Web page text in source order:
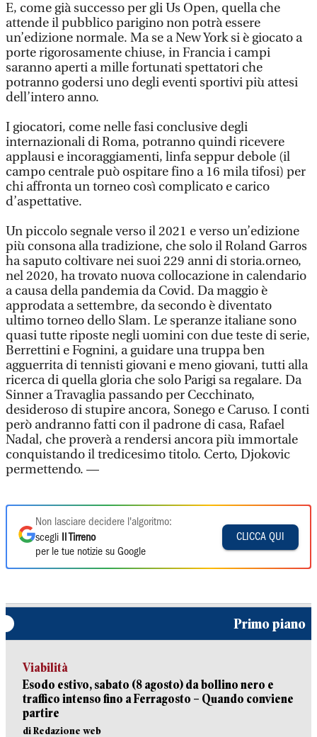
E, come già successo per gli Us Open, quella che
attende il pubblico parigino non potrà essere
un’edizione normale. Ma se a New York si è giocato a
porte rigorosamente chiuse, in Francia i campi
saranno aperti a mille fortunati spettatori che
potranno godersi uno degli eventi sportivi più attesi
dell’intero anno.
I giocatori, come nelle fasi conclusive degli
internazionali di Roma, potranno quindi ricevere
applausi e incoraggiamenti, linfa seppur debole (il
campo centrale può ospitare fino a 16 mila tifosi) per
chi affronta un torneo così complicato e carico
d’aspettative.
Un piccolo segnale verso il 2021 e verso un’edizione
più consona alla tradizione, che solo il Roland Garros
ha saputo coltivare nei suoi 229 anni di storia.orneo,
nel 2020, ha trovato nuova collocazione in calendario
a causa della pandemia da Covid. Da maggio è
approdata a settembre, da secondo è diventato
ultimo torneo dello Slam. Le speranze italiane sono
quasi tutte riposte negli uomini con due teste di serie,
Berrettini e Fognini, a guidare una truppa ben
agguerrita di tennisti giovani e meno giovani, tutti alla
ricerca di quella gloria che solo Parigi sa regalare. Da
Sinner a Travaglia passando per Cecchinato,
desideroso di stupire ancora, Sonego e Caruso. I conti
però andranno fatti con il padrone di casa, Rafael
Nadal, che proverà a rendersi ancora più immortale
conquistando il tredicesimo titolo. Certo, Djokovic
permettendo. —
Non lasciare decidere l'algoritmo:
scegli
Il Tirreno
per le tue notizie su Google
CLICCA QUI
Primo piano
Viabilità
Esodo estivo, sabato (8 agosto) da bollino nero e
traffico intenso fino a Ferragosto – Quando conviene
partire
di Redazione web